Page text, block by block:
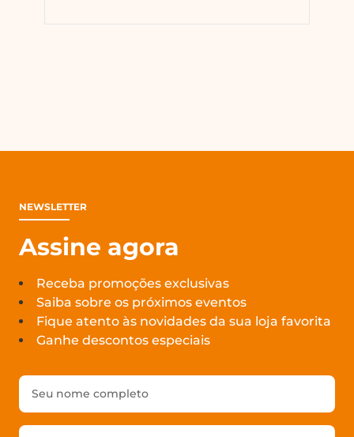
NEWSLETTER
Assine agora
Receba promoções exclusivas
Saiba sobre os próximos eventos
Fique atento às novidades da sua loja favorita
Ganhe descontos especiais